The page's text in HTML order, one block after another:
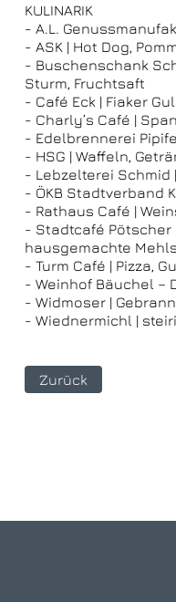
KULINARIK
- A.L.
- ASK | Hot Dog,
- Buschenschank
Sturm, Fruchtsaft
- Café Eck | Fiaker
- Charly’s Café |
- Edelbrennerei
- HSG | Waffeln,
- Lebzelterei Schmid
- ÖKB Stadtverband
- Rathaus Café |
- Stadtcafé Pötscher
hausgemachte
- Turm Café | Pizza,
- Weinhof Bäuchel –
- Widmoser |
- Wiednermichl |
Zurück